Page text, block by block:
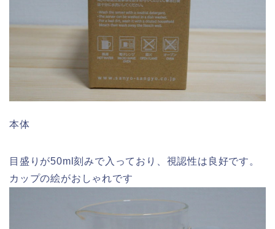
本体
目盛りが50ml刻みで入っており、視認性は良好です。
カップの絵がおしゃれです